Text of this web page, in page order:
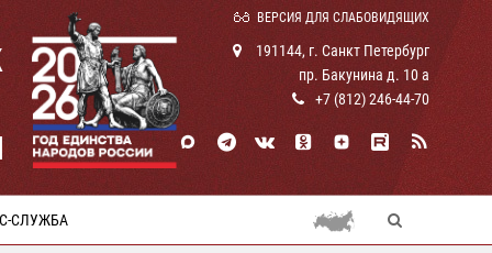
ВЕРСИЯ ДЛЯ СЛАБОВИДЯЩИХ
191144, г. Санкт Петербург
пр. Бакунина д. 10 а
+7 (812) 246-44-70
СЛУЖБА